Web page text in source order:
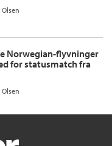
Norwegian-flyvninger
for statusmatch fra